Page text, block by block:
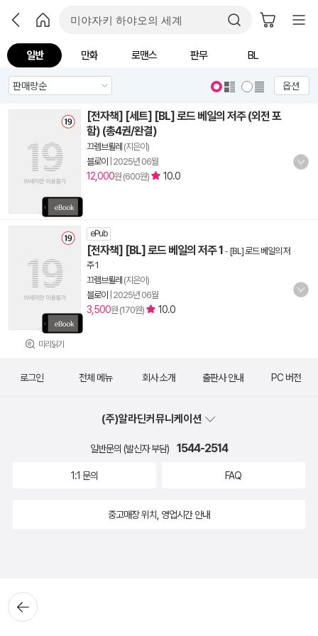
일반 만화 로맨스 판무 BL
옵션
[전자책] [세트] [BL] 로드 베일의 저주 (외전 포
함) (총4권/완결)
끄렘브륄레 (지은이)
블로이
2025년 06월
12,000원 (600원) 10.0
미리읽기
ePub
[전자책] [BL] 로드 베일의 저주 1 - [BL] 로드 베일의 저
주 1
끄렘브륄레 (지은이)
블로이
2025년 06월
3,500원 (170원) 10.0
뒤로가
기
로그인 전체 메뉴 회사 소개 출판사 안내 PC 버전
(주)알라딘커뮤니케이션
일반문의 (발신자 부담) 1544-2514
1:1 문의 FAQ
중고매장 위치, 영업시간 안내